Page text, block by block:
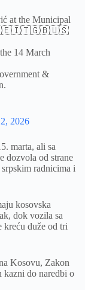
at the Municipal
🇫🇷🇩🇪🇮🇹🇬🇧🇺🇸
14 March
&
2026
marta, ali sa
dozvola od strane
radnicima i
kosovska
dok vozila sa
kreću duže od tri
Kosovu, Zakon
kazni do naredbi o